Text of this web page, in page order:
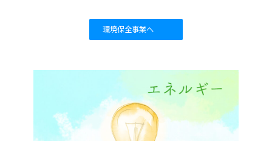
環境保全事業へ